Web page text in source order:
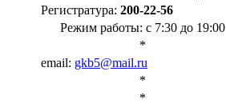
Регистратура: 200-22-56
Режим работы: с 7:30 до 19:00
*
email: gkb5@mail.ru
*
*